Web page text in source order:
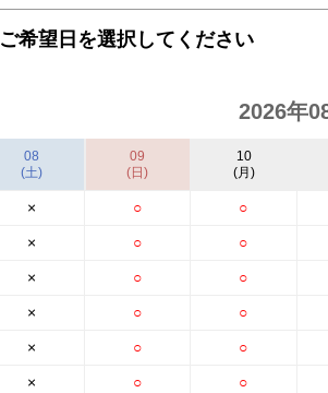
ご希望日を選択してください
2026年
08
(土)
×
×
×
×
×
×
09
(日)
○
○
○
○
○
○
10
(月)
○
○
○
○
○
○